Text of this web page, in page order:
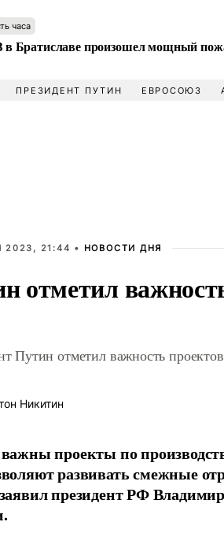
часа
Братиславе произошел мощный
ПРЕЗИДЕНТ ПУТИН ЕВРОСОЮЗ
21:44 • НОВОСТИ ДНЯ
отметил
Путин отметил важность
Никитин
проекты по
развивать смежные
президент РФ